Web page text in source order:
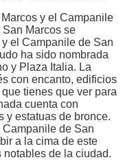
y el Campanile
Marcos se
el Campanile de San
ha sido nombrada
y Plaza Italia. La
con encanto, edificios
tienes que ver para
cuenta con
y estatuas de bronce.
de San
a la cima de este
de la ciudad.